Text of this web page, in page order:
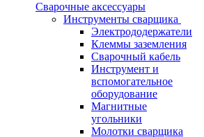
Сварочные аксессуары
Инструменты сварщика
Электрододержатели
Клеммы заземления
Сварочный кабель
Инструмент и
вспомогательное
оборудование
Магнитные
угольники
Молотки сварщика